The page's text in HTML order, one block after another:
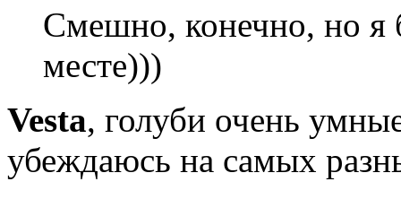
Смешно, конечно, но я
месте)))
Vesta, голуби очень
убеждаюсь на самых